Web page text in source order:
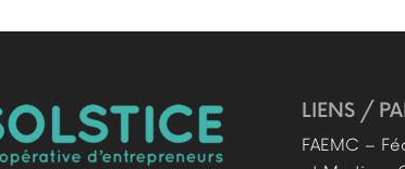
LIENS /
FAEMC –